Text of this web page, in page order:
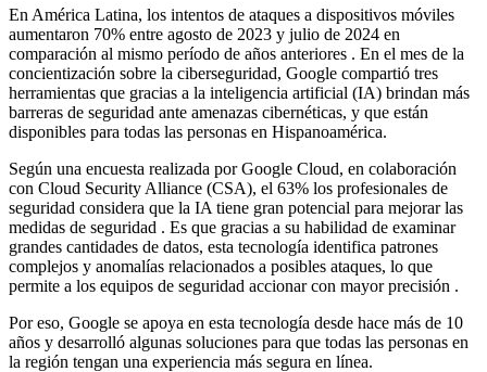
En América Latina, los intentos de ataques a dispositivos móviles
aumentaron 70% entre agosto de 2023 y julio de 2024 en
comparación al mismo período de años anteriores . En el mes de la
concientización sobre la ciberseguridad, Google compartió tres
herramientas que gracias a la inteligencia artificial (IA) brindan más
barreras de seguridad ante amenazas cibernéticas, y que están
disponibles para todas las personas en Hispanoamérica.
Según una encuesta realizada por Google Cloud, en colaboración
con Cloud Security Alliance (CSA), el 63% los profesionales de
seguridad considera que la IA tiene gran potencial para mejorar las
medidas de seguridad . Es que gracias a su habilidad de examinar
grandes cantidades de datos, esta tecnología identifica patrones
complejos y anomalías relacionados a posibles ataques, lo que
permite a los equipos de seguridad accionar con mayor precisión .
Por eso, Google se apoya en esta tecnología desde hace más de 10
años y desarrolló algunas soluciones para que todas las personas en
la región tengan una experiencia más segura en línea.